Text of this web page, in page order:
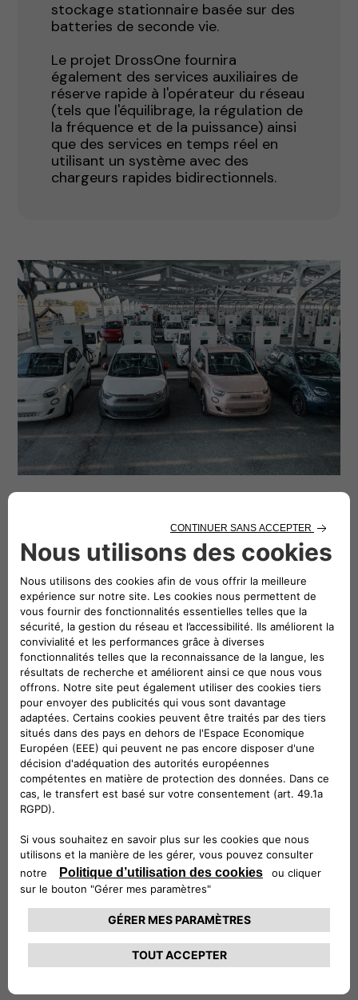
stockage stationnaire basée sur des
batteries de seconde vie.
Le projet DrossOne fournira
également des services auxiliaires de
réserve rapide à l'opérateur du réseau
(tels que l'équilibrage, la régulation de
la fréquence et de la puissance) ainsi
que des services en temps réel en
utilisant un système avec des
chargeurs rapides bidirectionnels.
La technologie
Ce projet est lepremier projet
commercial bidirectionnel
centralisé à grande échelle de ce
type, et ce grâce à la technologie
innovante appliquée à son matériel,
c'est-à-dire à l'ajout d'un
convertisseur courant continu-
courant continu (CC-CD).
Le logiciel est un autre point clé de
l'innovation grâce à la nouvelle
plateforme logicielle d'agrégation qui
émule et contrôle les flottes comme
une "ressource de stockage d'énergie"
centralisée avec une interface unique
avec le réseau.
qui génère de la valeur à partir de la
capacité de stockage inutilisée des
véhicules électriques en
stationnement, en offrant des
services de stabilité du réseau à
l'opérateur du système de
transmission italien (TSO).